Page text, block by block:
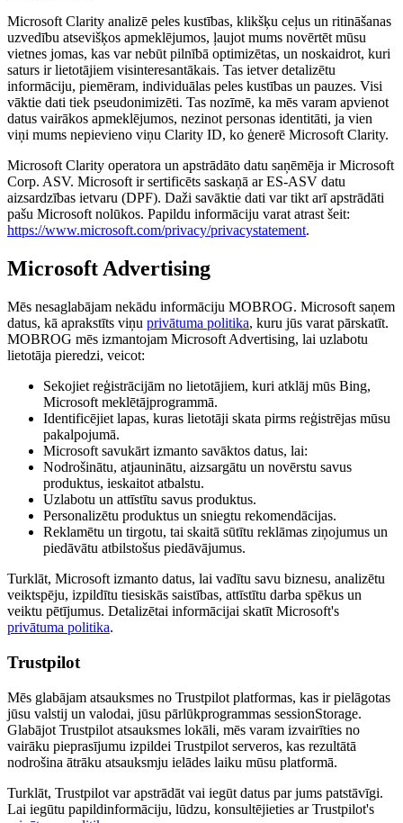
Microsoft Clarity analizē peles kustības, klikšķu ceļus un ritināšanas
uzvedību atsevišķos apmeklējumos, ļaujot mums novērtēt mūsu
vietnes jomas, kas var nebūt pilnībā optimizētas, un noskaidrot, kuri
saturs ir lietotājiem visinteresantākais. Tas ietver detalizētu
informāciju, piemēram, individuālas peles kustības un pauzes. Visi
vāktie dati tiek pseudonimizēti. Tas nozīmē, ka mēs varam apvienot
datus vairākos apmeklējumos, nezinot personas identitāti, ja vien
viņi mums nepievieno viņu Clarity ID, ko ģenerē Microsoft Clarity.
Microsoft Clarity operatora un apstrādāto datu saņēmēja ir Microsoft
Corp. ASV. Microsoft ir sertificēts saskaņā ar ES-ASV datu
aizsardzības ietvaru (DPF). Daži savāktie dati var tikt arī apstrādāti
pašu Microsoft nolūkos. Papildu informāciju varat atrast šeit:
https://www.microsoft.com/privacy/privacystatement.
Microsoft Advertising
Mēs nesaglabājam nekādu informāciju MOBROG. Microsoft saņem
datus, kā aprakstīts viņu privātuma politika, kuru jūs varat pārskatīt.
MOBROG mēs izmantojam Microsoft Advertising, lai uzlabotu
lietotāja pieredzi, veicot:
Sekojiet reģistrācijām no lietotājiem, kuri atklāj mūs Bing,
Microsoft meklētājprogrammā.
Identificējiet lapas, kuras lietotāji skata pirms reģistrējas mūsu
pakalpojumā.
Microsoft savukārt izmanto savāktos datus, lai:
Nodrošinātu, atjauninātu, aizsargātu un novērstu savus
produktus, ieskaitot atbalstu.
Uzlabotu un attīstītu savus produktus.
Personalizētu produktus un sniegtu rekomendācijas.
Reklamētu un tirgotu, tai skaitā sūtītu reklāmas ziņojumus un
piedāvātu atbilstošus piedāvājumus.
Turklāt, Microsoft izmanto datus, lai vadītu savu biznesu, analizētu
veiktspēju, izpildītu tiesiskās saistības, attīstītu darba spēkus un
veiktu pētījumus. Detalizētai informācijai skatīt Microsoft's
privātuma politika.
Trustpilot
Mēs glabājam atsauksmes no Trustpilot platformas, kas ir pielāgotas
jūsu valstij un valodai, jūsu pārlūkprogrammas sessionStorage.
Glabājot Trustpilot atsauksmes lokāli, mēs varam izvairīties no
vairāku pieprasījumu izpildei Trustpilot serveros, kas rezultātā
nodrošina ātrāku atsauksmju ielādes laiku mūsu platformā.
Turklāt, Trustpilot var apstrādāt vai iegūt datus par jums patstāvīgi.
Lai iegūtu papildinformāciju, lūdzu, konsultējieties ar Trustpilot's